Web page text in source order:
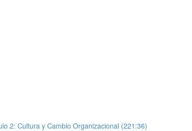
2: Cultura y Cambio Organizacional (221:36)